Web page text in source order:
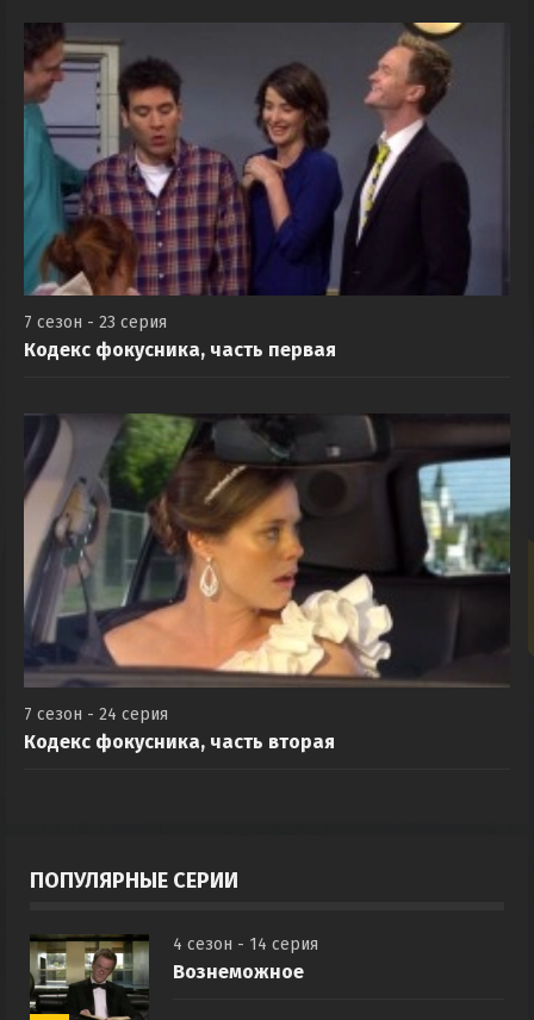
7 сезон - 23 серия
Кодекс фокусника, часть первая
7 сезон - 24 серия
Кодекс фокусника, часть вторая
ПОПУЛЯРНЫЕ СЕРИИ
4 сезон - 14 серия
Вознеможное